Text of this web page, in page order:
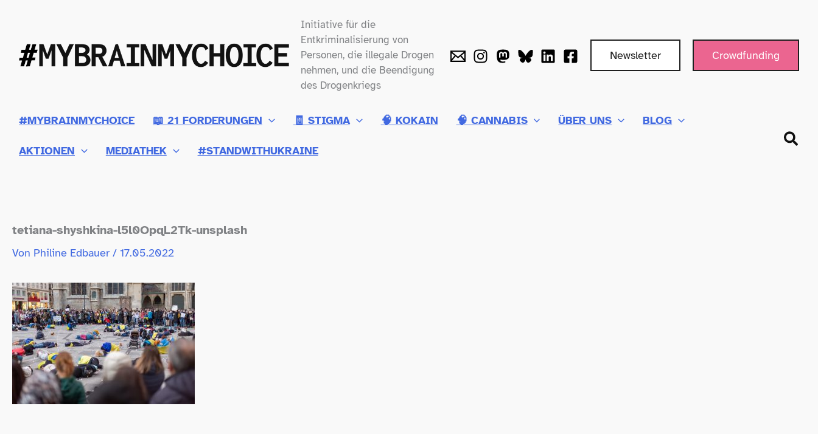
springen
Initiative für die
Entkriminalisierung von
Personen, die illegale Drogen
nehmen, und die Beendigung
des Drogenkriegs
Newsletter Crowdfunding
#MYBRAINMYCHOICE 📖 21 FORDERUNGEN 🧾 STIGMA 🧠 KOKAIN 🧠 CANNABIS ÜBER UNS BLOG
AKTIONEN MEDIATHEK #STANDWITHUKRAINE
tetiana-​shyshkina-​l5l0OpqL2Tk-​unsplash
Von Philine Edbauer / 17.05.2022